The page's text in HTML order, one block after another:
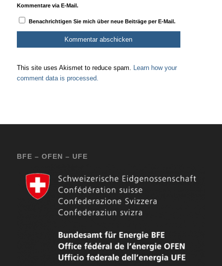
Kommentare via E-Mail.
Benachrichtigen Sie mich über neue Beiträge per E-Mail.
This site uses Akismet to reduce spam. Learn how your
comment data is processed.
BFE – OFEN – UFE